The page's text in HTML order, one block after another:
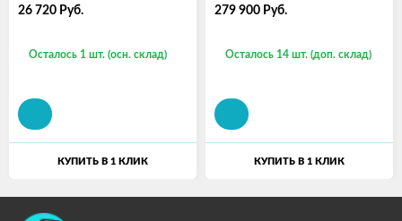
26 720 Руб.
Осталось 1 шт. (осн. склад)
КУПИТЬ В 1 КЛИК
279 900 Руб.
Осталось 14 шт. (доп. склад)
КУПИТЬ В 1 КЛИК